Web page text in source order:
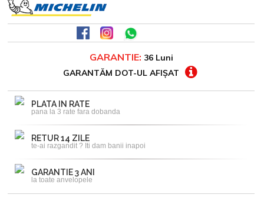
GARANTIE: 36 Luni
GARANTĂM DOT-UL AFIȘAT
PLATA IN RATE
pana la 3 rate fara dobanda
RETUR 14 ZILE
te-ai razgandit ? Iti dam banii inapoi
GARANTIE 3 ANI
la toate anvelopele